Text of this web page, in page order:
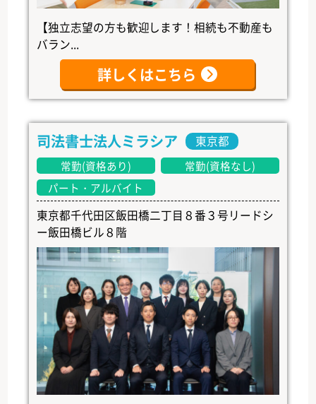
【独立志望の方も歓迎します！相続も不動産も
バラン...
詳しくはこちら
司法書士法人ミラシア 東京都
常勤(資格あり)
常勤(資格なし)
パート・アルバイト
東京都千代田区飯田橋二丁目８番３号リードシ
ー飯田橋ビル８階